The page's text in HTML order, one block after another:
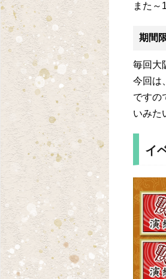
また～
期間
毎回大
今回は
ですの
いみた
イ